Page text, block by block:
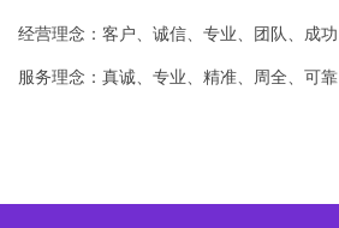
经营理念：客户、诚信、专业、团队、成功
服务理念：真诚、专业、精准、周全、可靠